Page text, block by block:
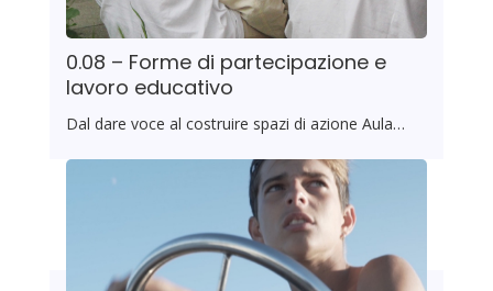
0.08 – Forme di partecipazione e
lavoro educativo
Dal dare voce al costruire spazi di azione Aula…